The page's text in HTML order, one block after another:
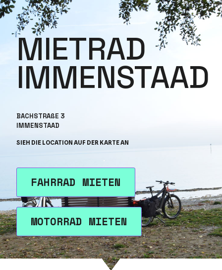
MIETRAD
IMMENSTAAD
BACHSTRAßE 3
IMMENSTAAD
SIEH DIE LOCATION AUF DER KARTE AN
FAHRRAD MIETEN
MOTORRAD MIETEN